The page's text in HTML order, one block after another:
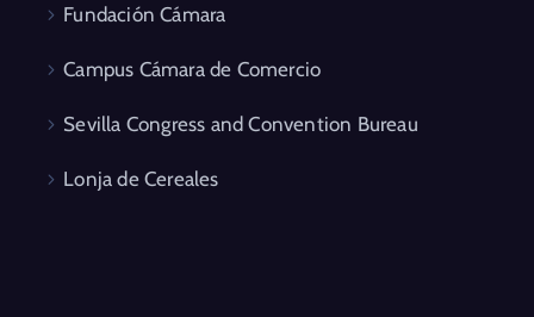
Fundación Cámara
Campus Cámara de Comercio
Sevilla Congress and Convention Bureau
Lonja de Cereales